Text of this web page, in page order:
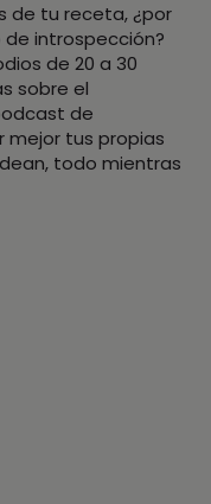
de tu receta, ¿por
introspección?
de 20 a 30
sobre el
de
mejor tus propias
todo mientras